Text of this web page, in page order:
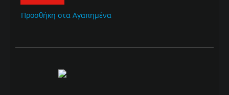
Προσθήκη στα Αγαπημένα